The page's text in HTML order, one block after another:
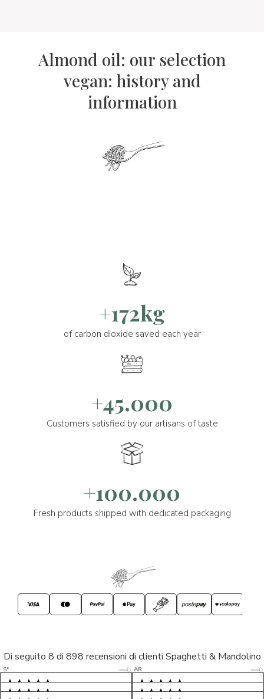
Almond oil: our selection
vegan: history and
information
+172kg
of carbon dioxide saved each year
+45.000
Customers satisfied by our artisans of taste
+100.000
Fresh products shipped with dedicated packaging
Di seguito 8 di 898 recensioni di clienti Spaghetti & Mandolino
S* 5/5
LP 5/5
M* 5/5
AR 5/5
D* 5/5
S* 5/5